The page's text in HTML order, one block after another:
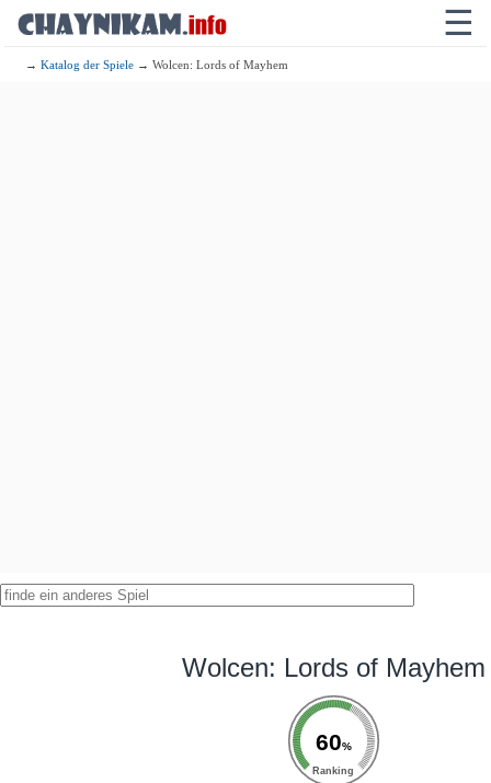
☰
→Katalog der Spiele → Wolcen: Lords of Mayhem
Wolcen: Lords of Mayhem
60%
Ranking